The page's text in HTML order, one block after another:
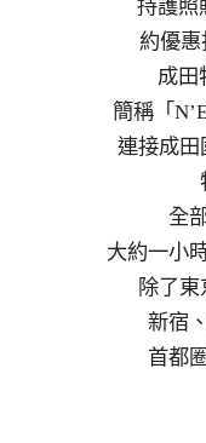
持護照
約優惠
成田
簡稱「
連接成田
全
大約一小
除了東
新宿
首都